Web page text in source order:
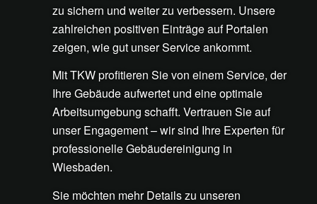
zu sichern und weiter zu verbessern. Unsere
zahlreichen positiven Einträge auf Portalen
zeigen, wie gut unser Service ankommt.
Mit TKW profitieren Sie von einem Service, der
Ihre Gebäude aufwertet und eine optimale
Arbeitsumgebung schafft. Vertrauen Sie auf
unser Engagement – wir sind Ihre Experten für
professionelle Gebäudereinigung in
Wiesbaden.
Sie möchten mehr Details zu unseren